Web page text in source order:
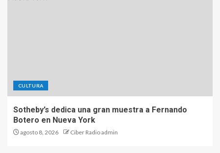
CULTURA
Sotheby’s dedica una gran muestra a Fernando
Botero en Nueva York
agosto 8, 2026 Ciber Radio admin